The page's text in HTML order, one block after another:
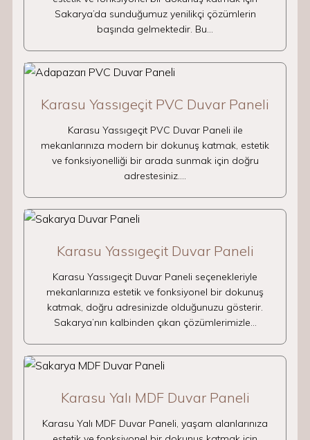
Sakarya’da sunduğumuz yenilikçi çözümlerin
başında gelmektedir. Bu…
Karasu Yassıgeçit PVC Duvar Paneli
Karasu Yassıgeçit PVC Duvar Paneli ile
mekanlarınıza modern bir dokunuş katmak, estetik
ve fonksiyonelliği bir arada sunmak için doğru
adrestesiniz.…
Karasu Yassıgeçit Duvar Paneli
Karasu Yassıgeçit Duvar Paneli seçenekleriyle
mekanlarınıza estetik ve fonksiyonel bir dokunuş
katmak, doğru adresinizde olduğunuzu gösterir.
Sakarya’nın kalbinden çıkan çözümlerimizle…
Karasu Yalı MDF Duvar Paneli
Karasu Yalı MDF Duvar Paneli, yaşam alanlarınıza